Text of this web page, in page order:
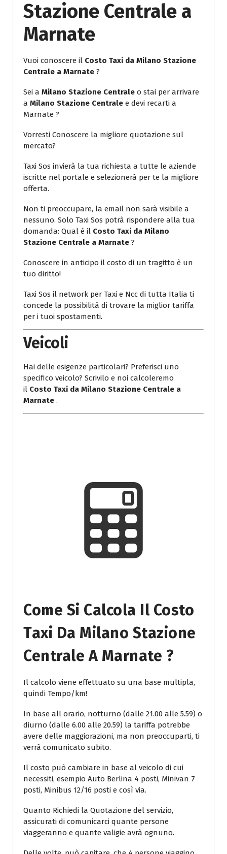
Stazione Centrale a
Marnate
Vuoi conoscere il Costo Taxi da Milano Stazione
Centrale a Marnate ?
Sei a Milano Stazione Centrale o stai per arrivare
a Milano Stazione Centrale e devi recarti a
Marnate ?
Vorresti Conoscere la migliore quotazione sul
mercato?
Taxi Sos invierà la tua richiesta a tutte le aziende
iscritte nel portale e selezionerà per te la migliore
offerta.
Non ti preoccupare, la email non sarà visibile a
nessuno. Solo Taxi Sos potrà rispondere alla tua
domanda: Qual è il Costo Taxi da Milano
Stazione Centrale a Marnate ?
Conoscere in anticipo il costo di un tragitto è un
tuo diritto!
Taxi Sos il network per Taxi e Ncc di tutta Italia ti
concede la possibilità di trovare la miglior tariffa
per i tuoi spostamenti.
Veicoli
Hai delle esigenze particolari? Preferisci uno
specifico veicolo? Scrivilo e noi calcoleremo
il Costo Taxi da Milano Stazione Centrale a
Marnate .
Come Si Calcola Il Costo
Taxi Da Milano Stazione
Centrale A Marnate ?
Il calcolo viene effettuato su una base multipla,
quindi Tempo/km!
In base all orario, notturno (dalle 21.00 alle 5.59) o
diurno (dalle 6.00 alle 20.59) la tariffa potrebbe
avere delle maggiorazioni, ma non preoccuparti, ti
verrà comunicato subito.
Il costo può cambiare in base al veicolo di cui
necessiti, esempio Auto Berlina 4 posti, Minivan 7
posti, Minibus 12/16 posti e così via.
Quanto Richiedi la Quotazione del servizio,
assicurati di comunicarci quante persone
viaggeranno e quante valigie avrà ognuno.